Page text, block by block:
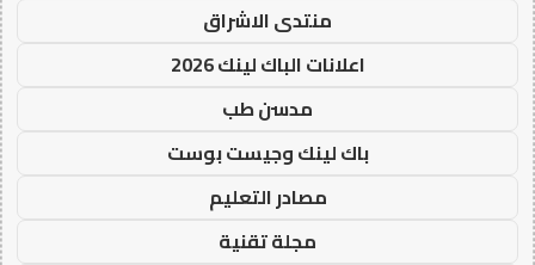
منتدى الاشراق
اعلانات الباك لينك 2026
مدسن طب
باك لينك وجيست بوست
مصادر التعليم
مجلة تقنية